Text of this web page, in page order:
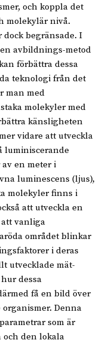
och koppla det
molekylär nivå.
begränsade. I
avbildnings-metod
förbättra dessa
teknologi från det
man med
molekyler med
känsligheten
vidare att utveckla
luminiscerande
en meter i
luminescens (ljus),
molekyler finns i
att utveckla en
vanliga
området blinkar
i deras
utvecklade mät-
dessa
få en bild över
Denna
som är
den lokala